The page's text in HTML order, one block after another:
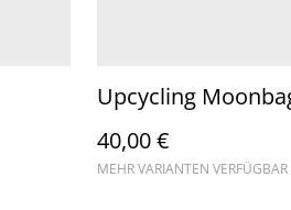
Upcycling
40,00 €
MEHR VARIANTEN VERFÜGBAR